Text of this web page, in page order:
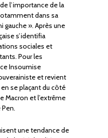
l’importance de la
dans sa
». Après une
s’identifia
sociales et
Pour les
Insoumise
et revient
se plaçant du côté
Macron et l’extrême
une tendance de